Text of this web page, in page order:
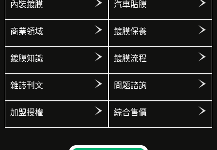
內裝鍍膜 汽車貼膜
商業領域 鍍膜保養
鍍膜知識 鍍膜流程
雜誌刊文 問題諮詢
加盟授權 綜合售價